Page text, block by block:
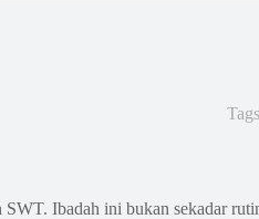
Tags
Ibadah ini bukan sekadar